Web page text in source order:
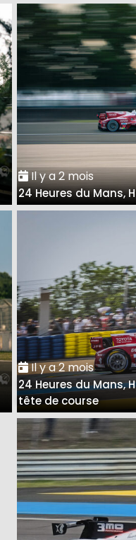
Il y a 2 mois
24 Heures du Mans,
Il y a 2 mois
24 Heures du Mans,
tête de course